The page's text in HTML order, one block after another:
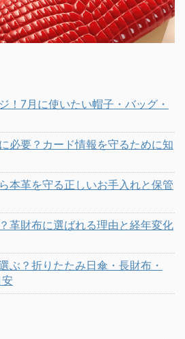
！7月に使いたい帽子・バッグ・
必要？カード情報を守るために知
本革を守る正しいお手入れと保管
革財布に選ばれる理由と経年変化
ぶ？折りたたみ日傘・長財布・